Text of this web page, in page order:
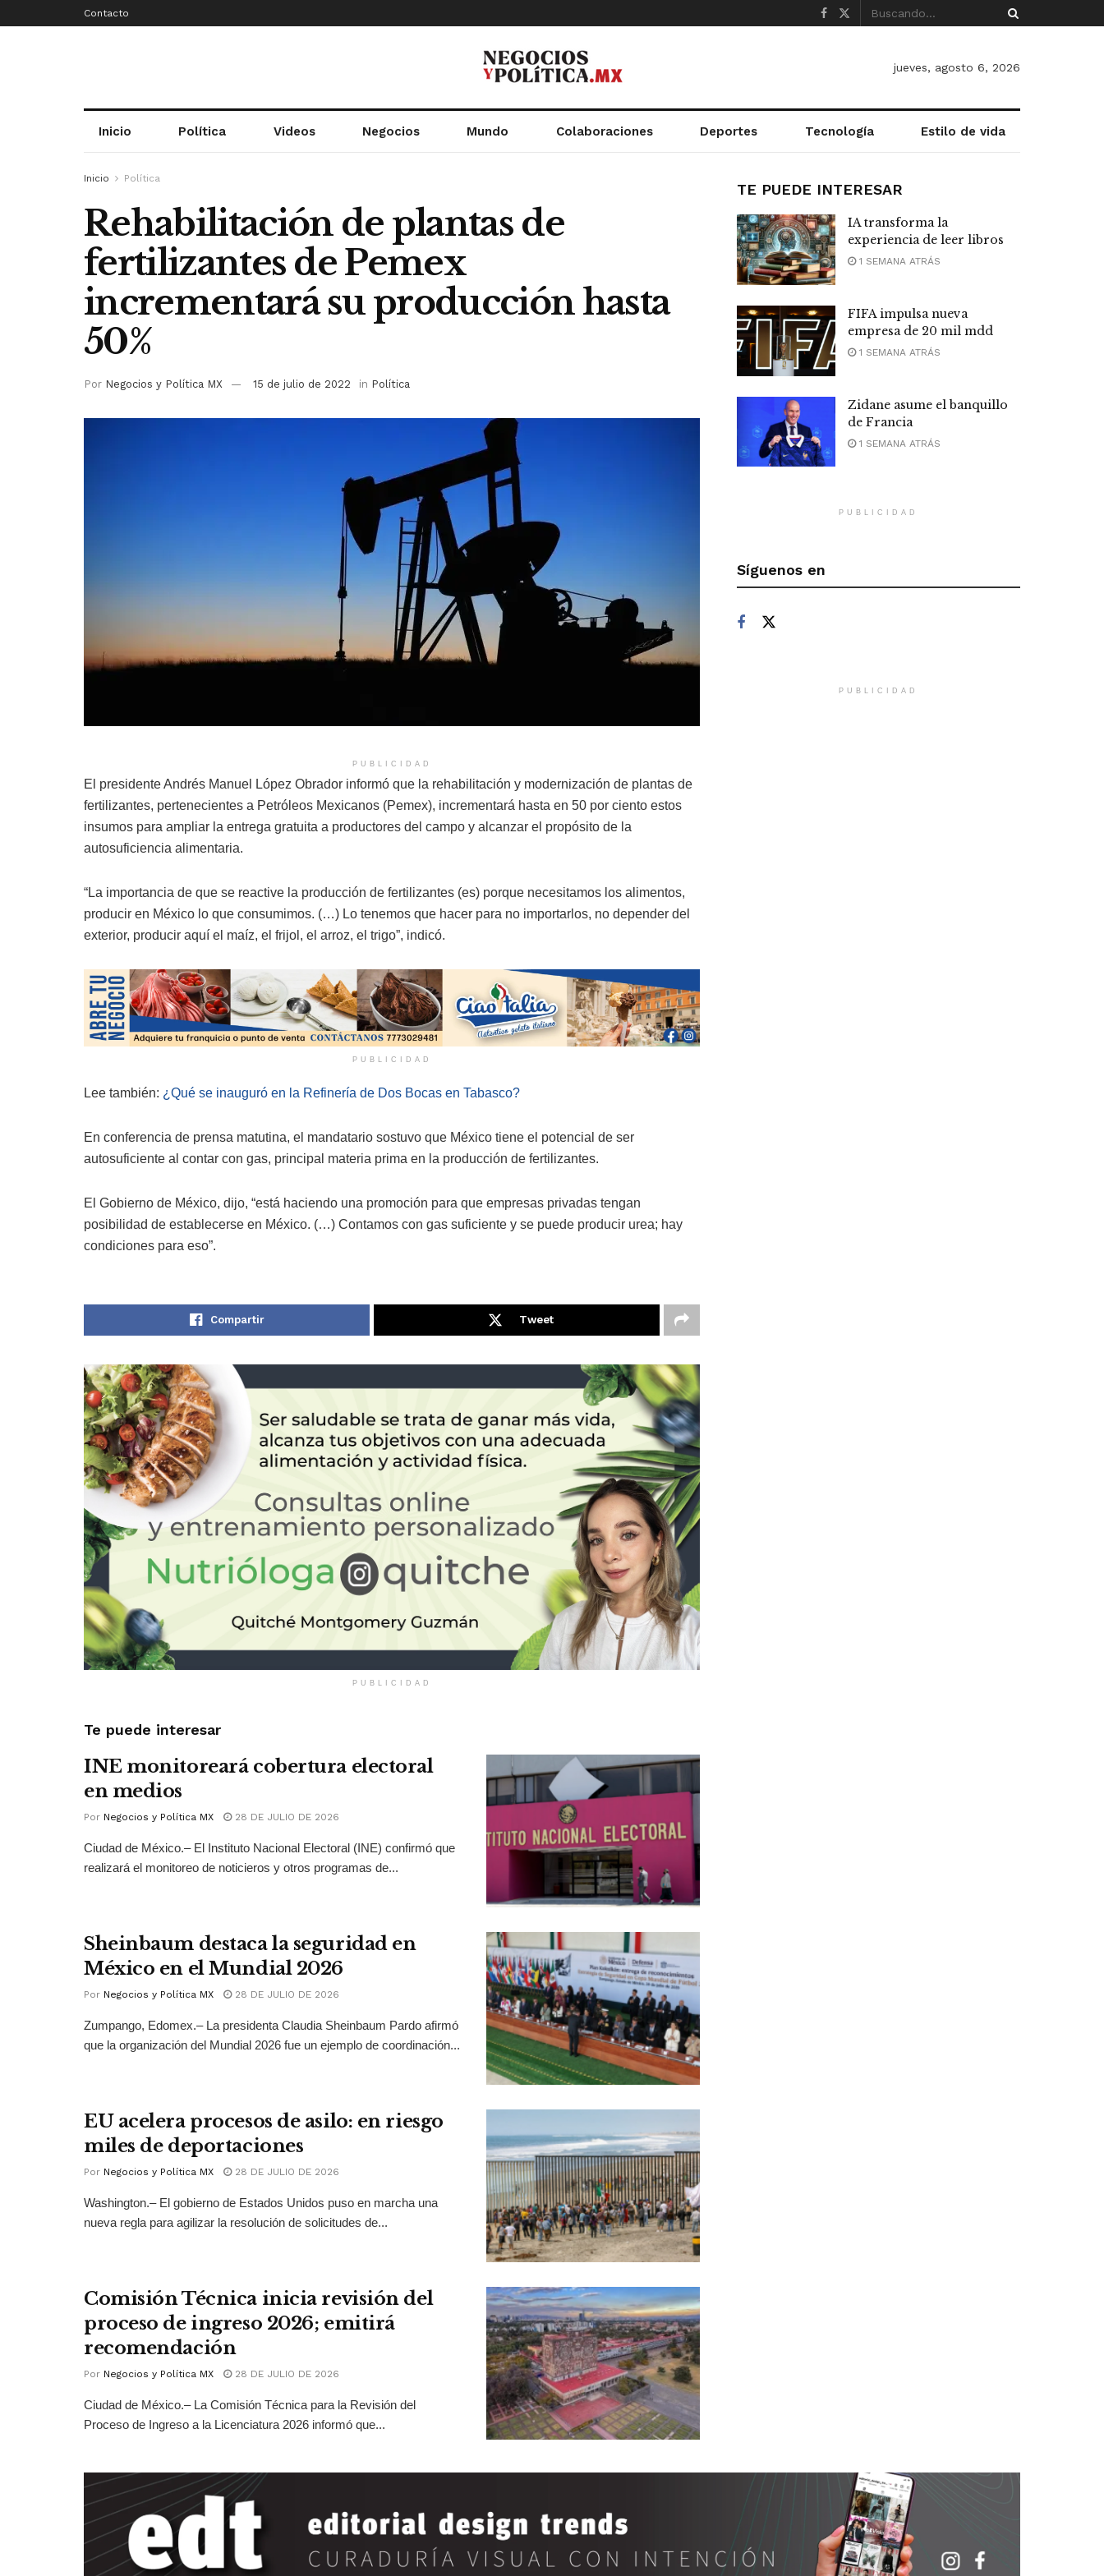
Contacto
jueves, agosto 6, 2026
Inicio Política Videos Negocios Mundo Colaboraciones Deportes Tecnología Estilo de vida
Inicio Política
Rehabilitación de plantas de
fertilizantes de Pemex
incrementará su producción hasta
50%
Por Negocios y Política MX 15 de julio de 2022 in Política
PUBLICIDAD
El presidente Andrés Manuel López Obrador informó que la rehabilitación y modernización de plantas de
fertilizantes, pertenecientes a Petróleos Mexicanos (Pemex), incrementará hasta en 50 por ciento estos
insumos para ampliar la entrega gratuita a productores del campo y alcanzar el propósito de la
autosuficiencia alimentaria.
“La importancia de que se reactive la producción de fertilizantes (es) porque necesitamos los alimentos,
producir en México lo que consumimos. (…) Lo tenemos que hacer para no importarlos, no depender del
exterior, producir aquí el maíz, el frijol, el arroz, el trigo”, indicó.
PUBLICIDAD
Lee también: ¿Qué se inauguró en la Refinería de Dos Bocas en Tabasco?
En conferencia de prensa matutina, el mandatario sostuvo que México tiene el potencial de ser
autosuficiente al contar con gas, principal materia prima en la producción de fertilizantes.
El Gobierno de México, dijo, “está haciendo una promoción para que empresas privadas tengan
posibilidad de establecerse en México. (…) Contamos con gas suficiente y se puede producir urea; hay
condiciones para eso”.
Compartir Tweet
PUBLICIDAD
Te puede interesar
INE monitoreará cobertura electoral
en medios
Por Negocios y Política MX 28 DE JULIO DE 2026
Ciudad de México.– El Instituto Nacional Electoral (INE) confirmó que
realizará el monitoreo de noticieros y otros programas de...
Sheinbaum destaca la seguridad en
México en el Mundial 2026
Por Negocios y Política MX 28 DE JULIO DE 2026
Zumpango, Edomex.– La presidenta Claudia Sheinbaum Pardo afirmó
que la organización del Mundial 2026 fue un ejemplo de coordinación...
EU acelera procesos de asilo: en riesgo
miles de deportaciones
Por Negocios y Política MX 28 DE JULIO DE 2026
Washington.– El gobierno de Estados Unidos puso en marcha una
nueva regla para agilizar la resolución de solicitudes de...
Comisión Técnica inicia revisión del
proceso de ingreso 2026; emitirá
recomendación
Por Negocios y Política MX 28 DE JULIO DE 2026
Ciudad de México.– La Comisión Técnica para la Revisión del
Proceso de Ingreso a la Licenciatura 2026 informó que...
TE PUEDE INTERESAR
IA transforma la
experiencia de leer libros
1 SEMANA ATRÁS
FIFA impulsa nueva
empresa de 20 mil mdd
1 SEMANA ATRÁS
Zidane asume el banquillo
de Francia
1 SEMANA ATRÁS
PUBLICIDAD
Síguenos en
PUBLICIDAD